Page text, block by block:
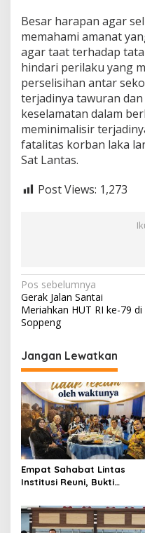
Besar harapan agar
memahami amanat
agar taat terhadap
hindari perilaku yang
perselisihan antar
terjadinya tawuran
keselamatan dalam
meminimalisir
fatalitas korban laka
Sat Lantas.
Post Views: 1,273
Navigasi
pos
Pos sebelumnya
Gerak Jalan Santai
Meriahkan HUT RI ke-79 di
Soppeng
Jangan Lewatkan
Empat Sahabat Lintas
Institusi Reuni, Bukti
Sejak Mengabdi di